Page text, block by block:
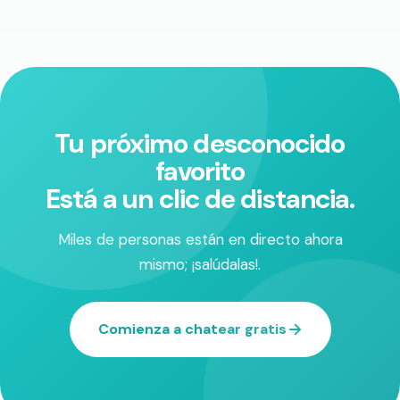
Tu próximo desconocido
favorito
Está a un clic de distancia.
Miles de personas están en directo ahora
mismo; ¡salúdalas!.
Comienza a chatear gratis